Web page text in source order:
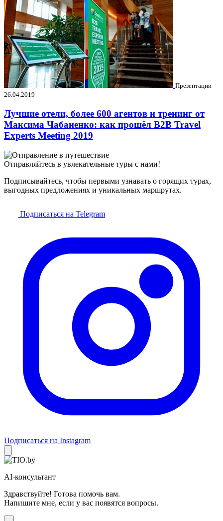
Презентации
26.04.2019
Лучшие отели, более 600 агентов и тренинг от
Максима Чабаненко: как прошёл B2B Travel
Experts Meeting 2019
Отправляйтесь в увлекательные туры с нами!
Подписывайтесь, чтобы первыми узнавать о горящих турах,
выгодных предложениях и уникальных маршрутах.
Подписаться на Telegram
Подписаться на Instagram
AI-консультант
Здравствуйте! Готова помочь вам.
Напишите мне, если у вас появятся вопросы.